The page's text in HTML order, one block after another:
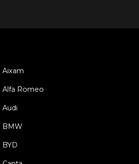
Aixam
Alfa Romeo
Audi
BMW
BYD